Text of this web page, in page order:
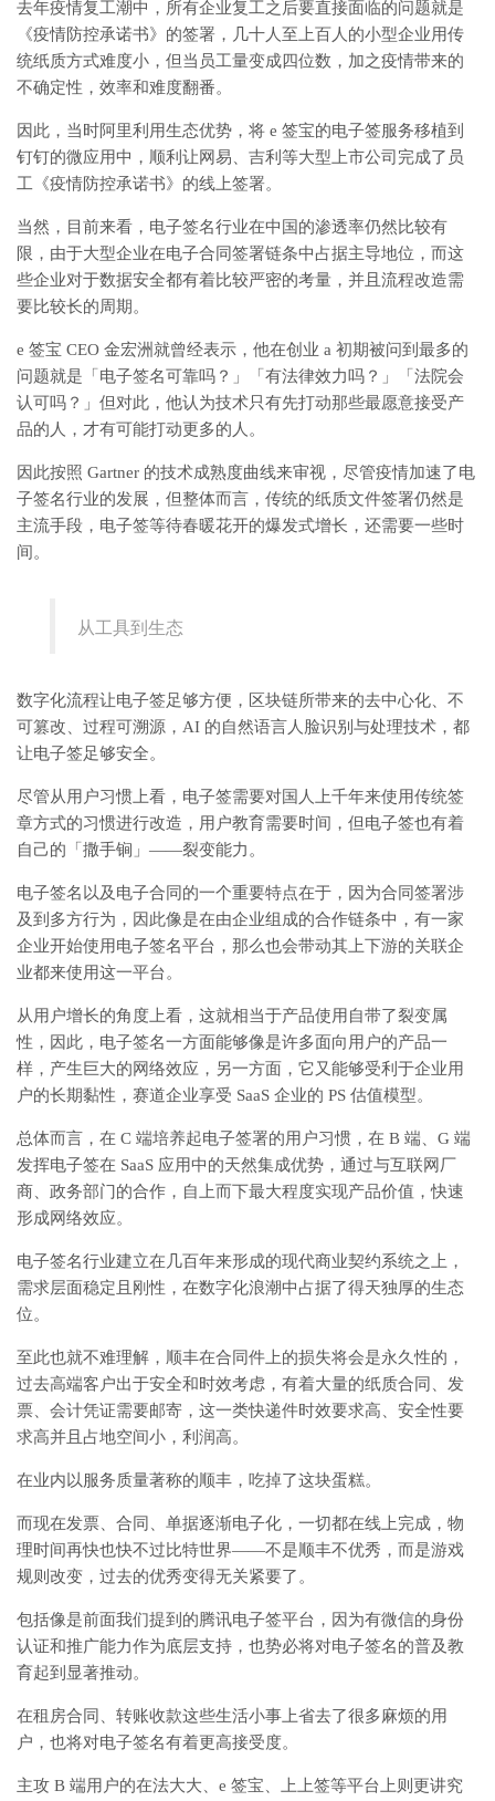
去年疫情复工潮中，所有企业复工之后要直接面临的问题就是
《疫情防控承诺书》的签署，几十人至上百人的小型企业用传
统纸质方式难度小，但当员工量变成四位数，加之疫情带来的
不确定性，效率和难度翻番。
因此，当时阿里利用生态优势，将 e 签宝的电子签服务移植到
钉钉的微应用中，顺利让网易、吉利等大型上市公司完成了员
工《疫情防控承诺书》的线上签署。
当然，目前来看，电子签名行业在中国的渗透率仍然比较有
限，由于大型企业在电子合同签署链条中占据主导地位，而这
些企业对于数据安全都有着比较严密的考量，并且流程改造需
要比较长的周期。
e 签宝 CEO 金宏洲就曾经表示，他在创业 a 初期被问到最多的
问题就是「电子签名可靠吗？」「有法律效力吗？」「法院会
认可吗？」但对此，他认为技术只有先打动那些最愿意接受产
品的人，才有可能打动更多的人。
因此按照 Gartner 的技术成熟度曲线来审视，尽管疫情加速了电
子签名行业的发展，但整体而言，传统的纸质文件签署仍然是
主流手段，电子签等待春暖花开的爆发式增长，还需要一些时
间。
从工具到生态
数字化流程让电子签足够方便，区块链所带来的去中心化、不
可篡改、过程可溯源，AI 的自然语言人脸识别与处理技术，都
让电子签足够安全。
尽管从用户习惯上看，电子签需要对国人上千年来使用传统签
章方式的习惯进行改造，用户教育需要时间，但电子签也有着
自己的「撒手锏」——裂变能力。
电子签名以及电子合同的一个重要特点在于，因为合同签署涉
及到多方行为，因此像是在由企业组成的合作链条中，有一家
企业开始使用电子签名平台，那么也会带动其上下游的关联企
业都来使用这一平台。
从用户增长的角度上看，这就相当于产品使用自带了裂变属
性，因此，电子签名一方面能够像是许多面向用户的产品一
样，产生巨大的网络效应，另一方面，它又能够受利于企业用
户的长期黏性，赛道企业享受 SaaS 企业的 PS 估值模型。
总体而言，在 C 端培养起电子签署的用户习惯，在 B 端、G 端
发挥电子签在 SaaS 应用中的天然集成优势，通过与互联网厂
商、政务部门的合作，自上而下最大程度实现产品价值，快速
形成网络效应。
电子签名行业建立在几百年来形成的现代商业契约系统之上，
需求层面稳定且刚性，在数字化浪潮中占据了得天独厚的生态
位。
至此也就不难理解，顺丰在合同件上的损失将会是永久性的，
过去高端客户出于安全和时效考虑，有着大量的纸质合同、发
票、会计凭证需要邮寄，这一类快递件时效要求高、安全性要
求高并且占地空间小，利润高。
在业内以服务质量著称的顺丰，吃掉了这块蛋糕。
而现在发票、合同、单据逐渐电子化，一切都在线上完成，物
理时间再快也快不过比特世界——不是顺丰不优秀，而是游戏
规则改变，过去的优秀变得无关紧要了。
包括像是前面我们提到的腾讯电子签平台，因为有微信的身份
认证和推广能力作为底层支持，也势必将对电子签名的普及教
育起到显著推动。
在租房合同、转账收款这些生活小事上省去了很多麻烦的用
户，也将对电子签名有着更高接受度。
主攻 B 端用户的在法大大、e 签宝、上上签等平台上则更讲究